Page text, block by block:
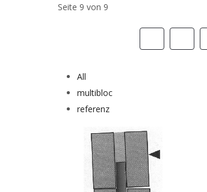
Seite 9 von 9
All
multibloc
referenz